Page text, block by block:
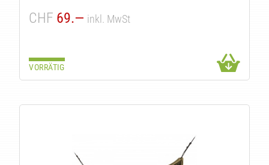
CHF 69.— inkl. MwSt
VORRÄTIG